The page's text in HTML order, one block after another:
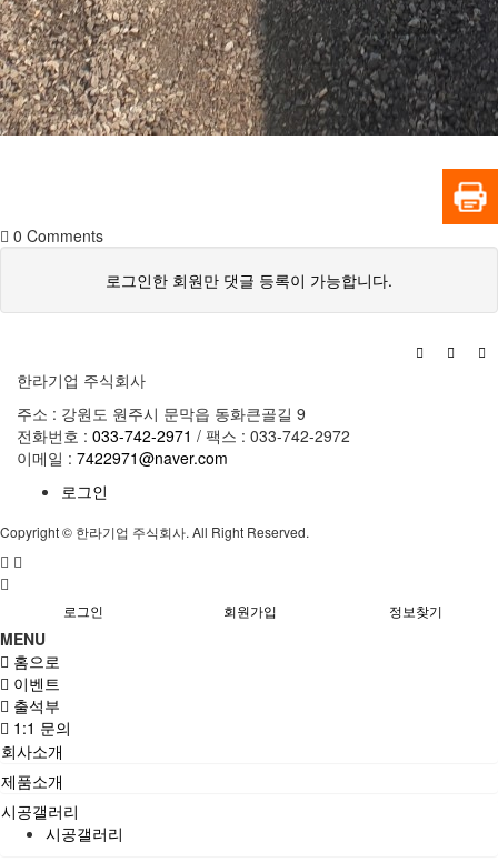
0 Comments
로그인한 회원만 댓글 등록이 가능합니다.
한라기업 주식회사
주소 : 강원도 원주시 문막읍 동화큰골길 9
전화번호 : 033-742-2971 / 팩스 : 033-742-2972
이메일 : 7422971@naver.com
로그인
Copyright © 한라기업 주식회사. All Right Reserved.
로그인 회원가입 정보찾기
MENU
홈으로
이벤트
출석부
1:1 문의
회사소개
제품소개
시공갤러리
시공갤러리